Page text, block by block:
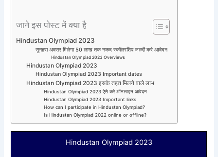
जाने इस पोस्ट में क्या है
Hindustan Olympiad 2023
सुनहरा अवसर मिलेगा 50 लाख तक नकद स्कॉलरशिप जल्दी करे आवेदन
Hindustan Olympiad 2023 Overviews
Hindustan Olympiad 2023
Hindustan Olympiad 2023 Important dates
Hindustan Olympiad 2023 इसके तहत मिलने वाले लाभ
Hindustan Olympiad 2023 ऐसे करे ऑनलाइन आवेदन
Hindustan Olympiad 2023 Important links
How can I participate in Hindustan Olympiad?
Is Hindustan Olympiad 2022 online or offline?
Hindustan Olympiad 2023